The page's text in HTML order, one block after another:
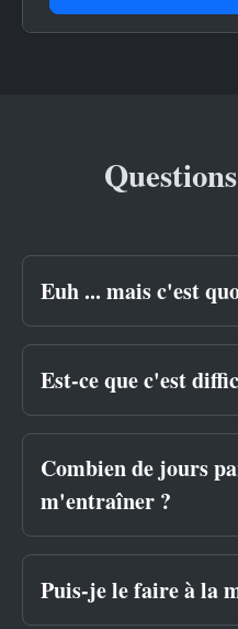
Euh ... mais c'est
Est-ce que c'est
Combien de jours
m'entraîner ?
Puis-je le faire à la